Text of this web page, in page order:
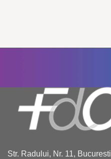
Str. Radului, Nr. 11, Bucuresti